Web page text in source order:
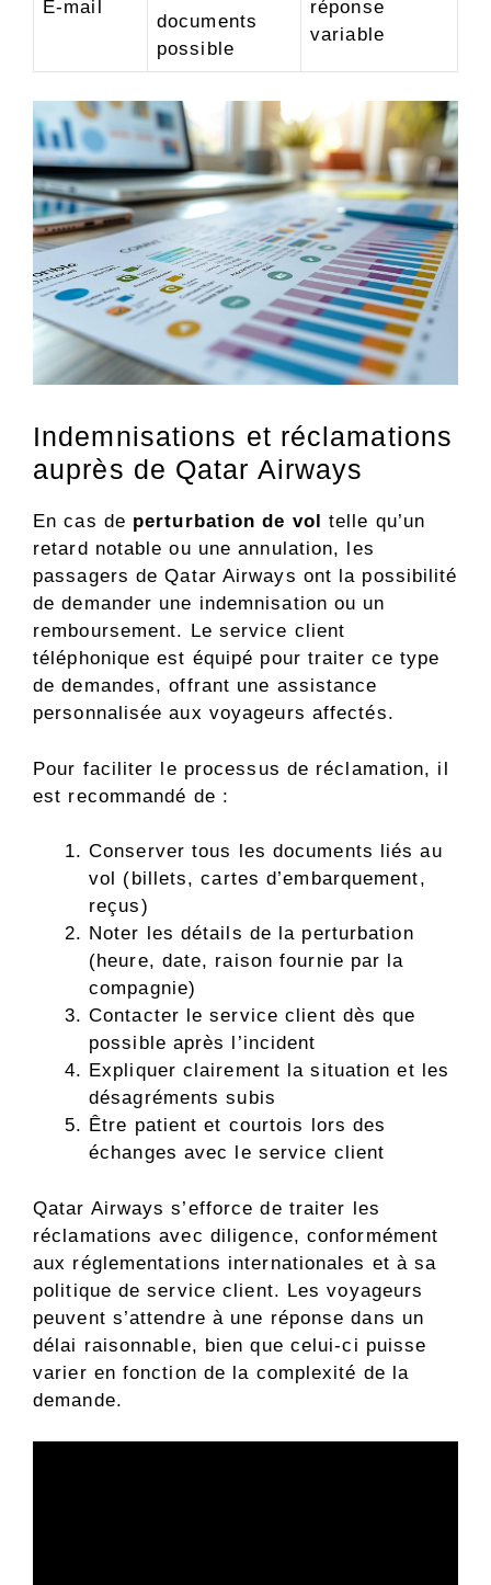
E-mail
documents
possible
réponse
variable
Indemnisations et réclamations
auprès de Qatar Airways
En cas de perturbation de vol telle qu’un
retard notable ou une annulation, les
passagers de Qatar Airways ont la possibilité
de demander une indemnisation ou un
remboursement. Le service client
téléphonique est équipé pour traiter ce type
de demandes, offrant une assistance
personnalisée aux voyageurs affectés.
Pour faciliter le processus de réclamation, il
est recommandé de :
Conserver tous les documents liés au
vol (billets, cartes d’embarquement,
reçus)
Noter les détails de la perturbation
(heure, date, raison fournie par la
compagnie)
Contacter le service client dès que
possible après l’incident
Expliquer clairement la situation et les
désagréments subis
Être patient et courtois lors des
échanges avec le service client
Qatar Airways s’efforce de traiter les
réclamations avec diligence, conformément
aux réglementations internationales et à sa
politique de service client. Les voyageurs
peuvent s’attendre à une réponse dans un
délai raisonnable, bien que celui-ci puisse
varier en fonction de la complexité de la
demande.